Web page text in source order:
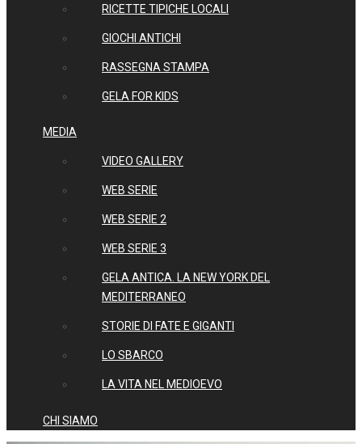
RICETTE TIPICHE LOCALI
GIOCHI ANTICHI
RASSEGNA STAMPA
GELA FOR KIDS
MEDIA
VIDEO GALLERY
WEB SERIE
WEB SERIE 2
WEB SERIE 3
GELA ANTICA. LA NEW YORK DEL
MEDITERRANEO
STORIE DI FATE E GIGANTI
LO SBARCO
LA VITA NEL MEDIOEVO
CHI SIAMO